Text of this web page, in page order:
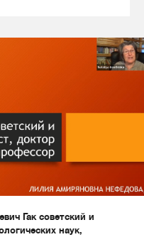
Гак советский и
наук,